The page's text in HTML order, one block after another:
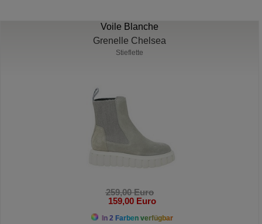
Voile Blanche
Grenelle Chelsea
Stieflette
259,00 Euro
159,00 Euro
In 2 Farben verfügbar